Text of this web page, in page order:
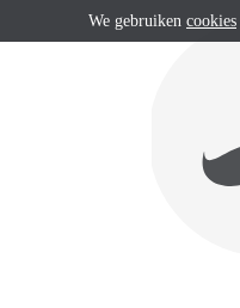
We gebruiken cookies